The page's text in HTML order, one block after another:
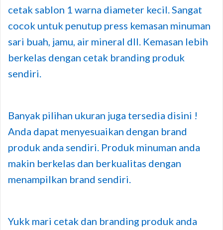
cetak sablon 1 warna diameter kecil. Sangat
cocok untuk penutup press kemasan minuman
sari buah, jamu, air mineral dll. Kemasan lebih
berkelas dengan cetak branding produk
sendiri.
Banyak pilihan ukuran juga tersedia disini !
Anda dapat menyesuaikan dengan brand
produk anda sendiri. Produk minuman anda
makin berkelas dan berkualitas dengan
menampilkan brand sendiri.
Yukk mari cetak dan branding produk anda